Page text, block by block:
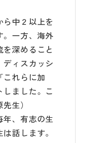
中２以上を
。一方、海外
深めること
ィスカッシ
これらに加
ました。こ
生）
、有志の生
話します。